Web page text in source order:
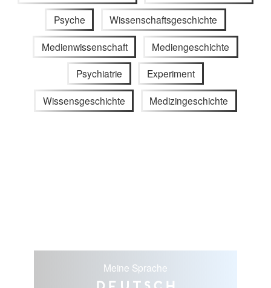
Psyche Wissenschaftsgeschichte
Medienwissenschaft Mediengeschichte
Psychiatrie Experiment
Wissensgeschichte Medizingeschichte
Meine Sprache
Deutsch